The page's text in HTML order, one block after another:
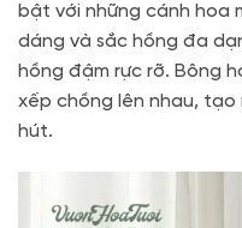
bật với những cánh hoa
dáng và sắc hồng đa
hồng đậm rực rỡ. Bông
xếp chồng lên nhau,
hút.